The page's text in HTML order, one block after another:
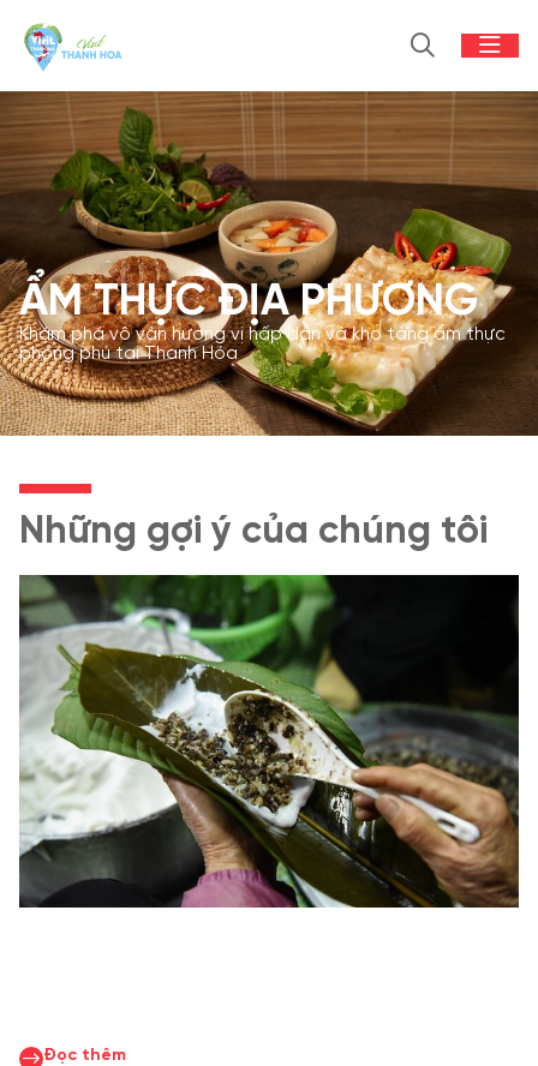
ẨM THỰC ĐỊA PHƯƠNG
Khám phá vô vàn hương vị hấp dẫn và kho tàng ẩm thực
phong phú tại Thanh Hóa
Những gợi ý của chúng tôi
Đọc thêm